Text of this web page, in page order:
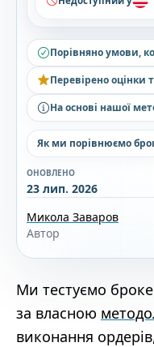
Порівняно умови,
Перевірено оцінки
На основі нашої
Як ми порівнюємо
ОНОВЛЕНО
23 лип. 2026
Микола Заваров
Автор
Ми тестуємо
за власною
виконання